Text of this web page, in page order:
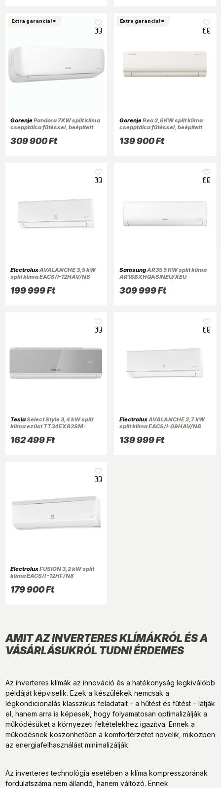
Extra garancia!*
GorenjePandora 7KW split klíma
csepptálca fűtéssel, beépített
309 900 Ft
Extra garancia!*
GorenjeRea 2,6KW split klíma
csepptálca fűtéssel, beépített
139 900 Ft
ElectroluxAVALANCHE 3,5 kW
split klíma EACS/I-12HAV/N8
199 999 Ft
SamsungAR35 5 KW split klíma
AR18BXHQASINEU/XEU
309 999 Ft
TeslaSelect Style 3,4 kW split
klíma ezüst TT34EX82SM-
162 499 Ft
ElectroluxAVALANCHE 2,7 kW
split klíma EACS/I-09HAV/N8
139 999 Ft
ElectroluxFUSION 3,2 kW split
klíma EACS/I -12HF/N8
179 900 Ft
AMIT AZ INVERTERES KLÍMÁKRÓL ÉS A
VÁSÁRLÁSUKRÓL TUDNI ÉRDEMES
Az inverteres klímák az innováció és a hatékonyság legkiválóbb
példáját képviselik. Ezek a készülékek nemcsak a
légkondicionálás klasszikus feladatait – a hűtést és fűtést – látják
el, hanem arra is képesek, hogy folyamatosan optimalizálják a
működésüket a környezeti feltételekhez igazítva. Ennek a
működésnek köszönhetően a komfortérzetet növelik, miközben
az energiafelhasználást minimalizálják.
Az inverteres technológia esetében a klíma kompresszorának
fordulatszáma nem állandó, hanem változó. Ennek